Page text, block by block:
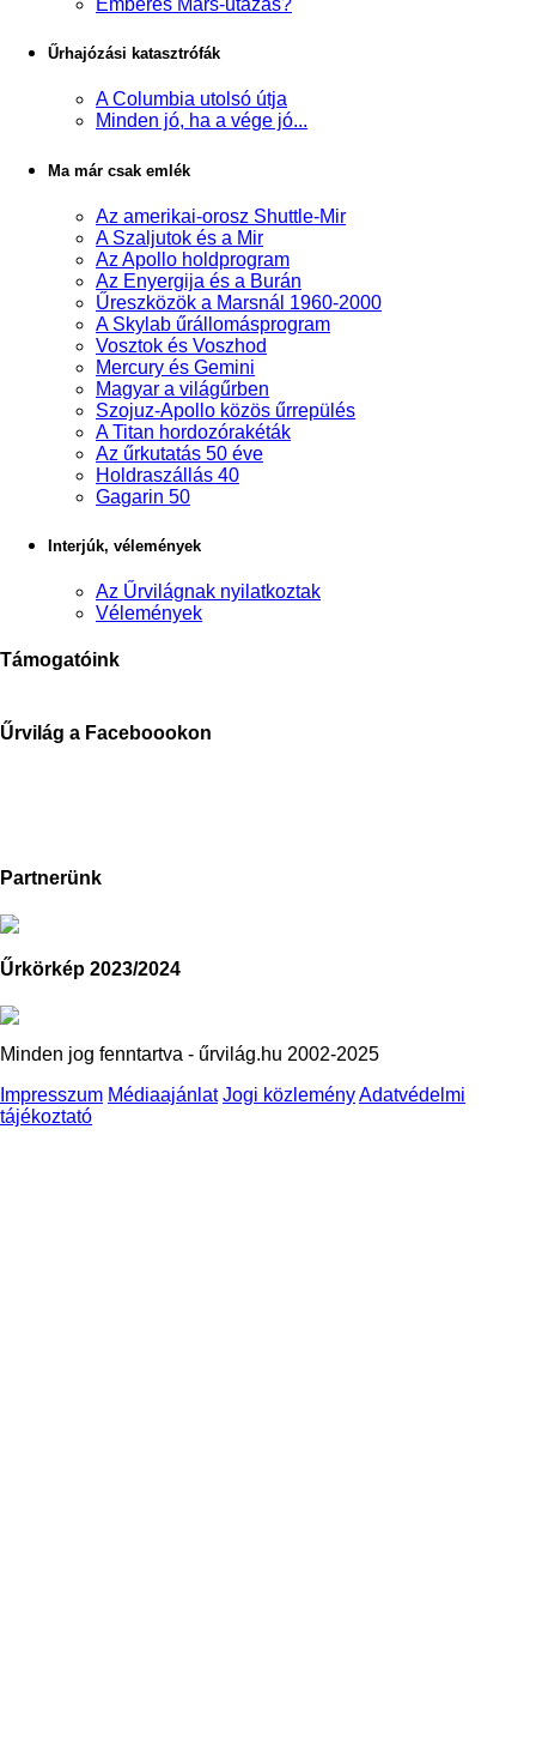
Emberes Mars-utazás?
Űrhajózási katasztrófák
A Columbia utolsó útja
Minden jó, ha a vége jó...
Ma már csak emlék
Az amerikai-orosz Shuttle-Mir
A Szaljutok és a Mir
Az Apollo holdprogram
Az Enyergija és a Burán
Űreszközök a Marsnál 1960-2000
A Skylab űrállomásprogram
Vosztok és Voszhod
Mercury és Gemini
Magyar a világűrben
Szojuz-Apollo közös űrrepülés
A Titan hordozórakéták
Az űrkutatás 50 éve
Holdraszállás 40
Gagarin 50
Interjúk, vélemények
Az Űrvilágnak nyilatkoztak
Vélemények
Támogatóink
Űrvilág a Faceboookon
Partnerünk
Űrkörkép 2023/2024
Minden jog fenntartva - űrvilág.hu 2002-2025
Impresszum Médiaajánlat Jogi közleményAdatvédelmi
tájékoztató